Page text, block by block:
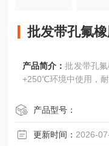
批发带孔氟
产品简介：批发带孔
+250℃环境中使用，耐
产品型号：
更新时间： 2026-